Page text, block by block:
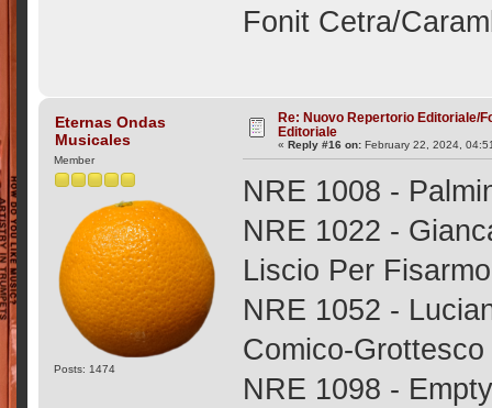
Fonit Cetra/
Eternas Ondas
Musicales
Member
Posts: 1474
Re: Nuovo Repertorio Editoriale/
Editoriale
«Reply #16 on: February 22, 2024,
NRE 1008 -
NRE 1022 -
Liscio Per
NRE 1052 -
Comico-
NRE 1098 -